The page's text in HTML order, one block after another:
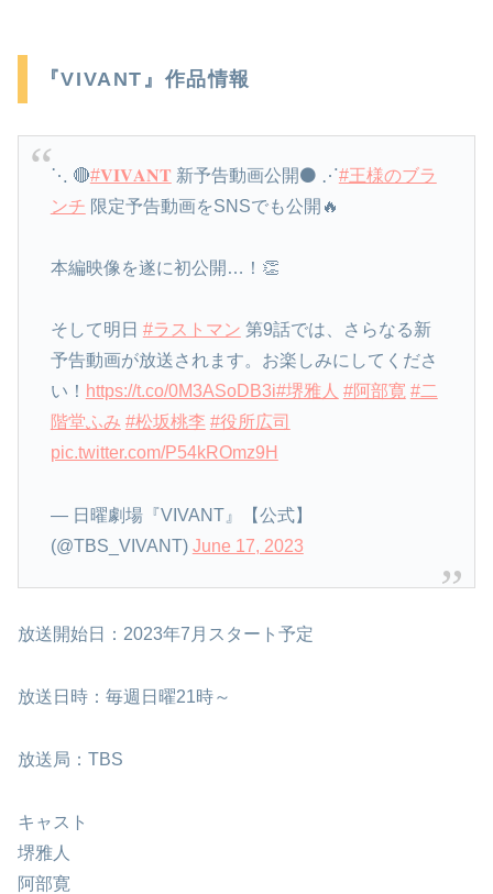
『VIVANT』作品情報
⋱ 🔴#𝐕𝐈𝐕𝐀𝐍𝐓 新予告動画公開⚫️ ⋰#王様のブラ
ンチ 限定予告動画をSNSでも公開🔥
本編映像を遂に初公開…！👏
そして明日 #ラストマン 第9話では、さらなる新
予告動画が放送されます。お楽しみにしてくださ
い！ https://t.co/0M3ASoDB3i#堺雅人 #阿部寛 #二
階堂ふみ #松坂桃李 #役所広司
pic.twitter.com/P54kROmz9H
— 日曜劇場『VIVANT』【公式】
(@TBS_VIVANT) June 17, 2023
放送開始日：2023年7月スタート予定
放送日時：毎週日曜21時～
放送局：TBS
キャスト
堺雅人
阿部寛